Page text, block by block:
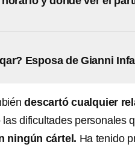
Esposa de Gianni
descartó cualquier
dificultades personales
ningún cártel. Ha tenido